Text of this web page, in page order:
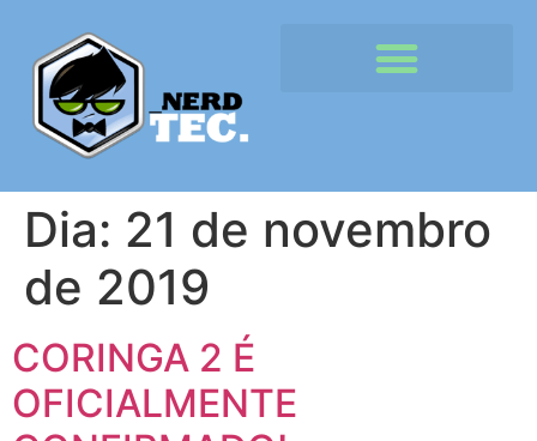
Dia: 21 de novembro
de 2019
CORINGA 2 É
OFICIALMENTE